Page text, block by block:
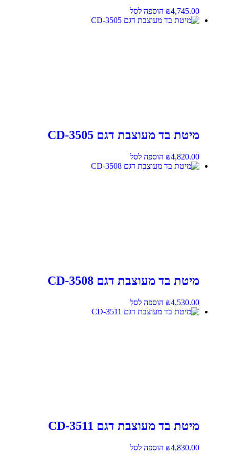
₪4,745.00 הוספה לסל
מיטת בד מעוצבת דגם CD-3505
₪4,820.00 הוספה לסל
מיטת בד מעוצבת דגם CD-3508
₪4,530.00 הוספה לסל
מיטת בד מעוצבת דגם CD-3511
₪4,830.00 הוספה לסל